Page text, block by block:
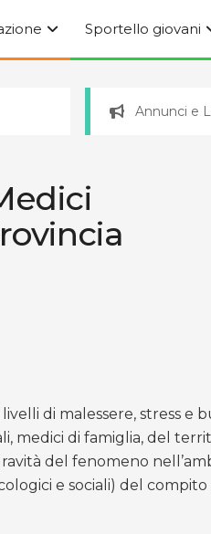
Sportello giovani
Annunci e
di malessere, stress e
medici di famiglia, del
del fenomeno
e sociali) del